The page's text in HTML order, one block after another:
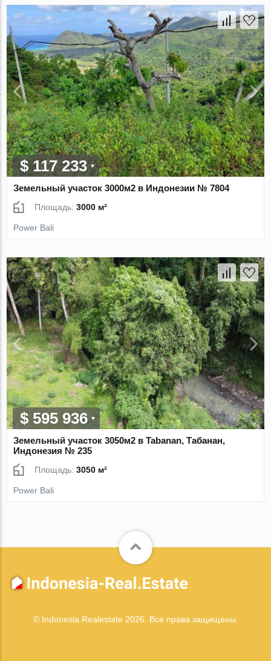
$ 117 233
Земельный участок 3000м2 в Индонезии № 7804
Площадь:3000 м²
Power Bali
$ 595 936
Земельный участок 3050м2 в Tabanan, Табанан,
Индонезия № 235
Площадь:3050 м²
Power Bali
© Indonesia Realestate 2026. Все права защищены.